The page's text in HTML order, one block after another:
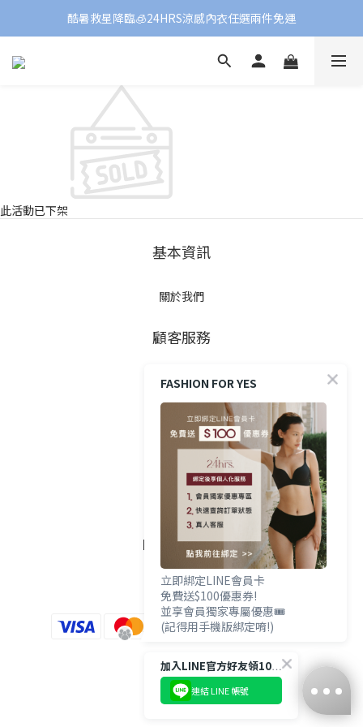
酷暑救星降臨🧊24HRS涼感內衣任選兩件免運
此活動已下架
基本資訊
關於我們
顧客服務
防詐提醒
購買方式
政策與條款
隱私權政策
FOLLOW US
FASHION FOR YES
立即綁定LINE會員卡
免費送$100優惠券!
並享會員獨家專屬優惠🎟️
(記得用手機版綁定唷!)
加入LINE官方好友領100優惠券💰
連結 LINE 帳號